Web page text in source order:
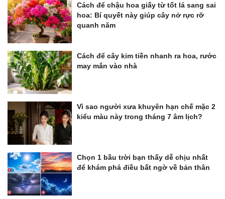
Cách để chậu hoa giấy từ tốt lá sang sai
hoa: Bí quyết này giúp cây nở rực rỡ
quanh năm
Cách để cây kim tiền nhanh ra hoa, rước
may mắn vào nhà
Vì sao người xưa khuyên hạn chế mặc 2
kiểu màu này trong tháng 7 âm lịch?
Chọn 1 bầu trời bạn thấy dễ chịu nhất
để khám phá điều bất ngờ về bản thân